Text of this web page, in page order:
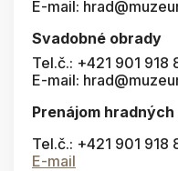
E-mail:
Svadobné obrady
Tel.č.: +421 901 918
E-mail:
Prenájom
Tel.č.: +421 901 918
E-mail